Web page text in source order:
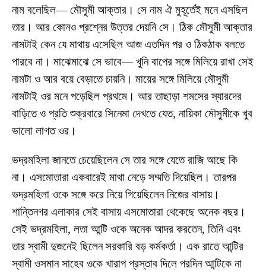
নাম বলেছিল— মৌসুমী আক্তার। সে নাম ঐ মুহূর্তেই মনে এসছিল
তার। আর কোনও প্রশ্নের উত্তর দেয়নি সে। ঠিক মৌসুমী আক্তার
নামটাই কেন যে মাথায় এসেছিল আজ এতদিন পর ও ঠিকঠাক বলতে
পারবে না। মাঝেমাঝে সে ভাবে— খুনি বাপের সঙ্গে মিলিয়ে রাখা সেই
নামটা ও আর বয়ে বেড়াতে চায়নি। মায়ের সঙ্গে মিলিয়ে মৌসুমী
নামটাই ওর মনে পড়েছিল প্রথমে। আর তাছাড়া শমসের স্যারদের
বাড়িতে ও প্রতি শুক্রবারে সিনেমা দেখতে যেত, নায়িকা মৌসুমীকে খুব
ভালো লাগত ওর।
ভদ্রমহিলা জানতে চেয়েছিলেন সে তার সঙ্গে যেতে রাজি আছে কি
না। এসমোতারা একবারেই মাথা নেড়ে সম্মতি দিয়েছিল। তারপর
ভদ্রমহিলা ওকে সঙ্গে করে নিয়ে গিয়েছিলেন নিজের বাসায়।
শান্তিনগর এলাকার সেই বাসায় এসমোতারা থেকেছে অনেক বছর।
সেই ভদ্রমহিলা, লতা আন্টি ওকে অনেক আদর করতেন, তিনি এবং
তার স্বামী দুজনেই ছিলেন সরকারি বড় কর্মকর্তা। ‍এক রাতে আন্টির
স্বামী ওসমান সাহেব ওকে খারাপ প্রস্তাব দিলে পরদিন আন্টিকে না